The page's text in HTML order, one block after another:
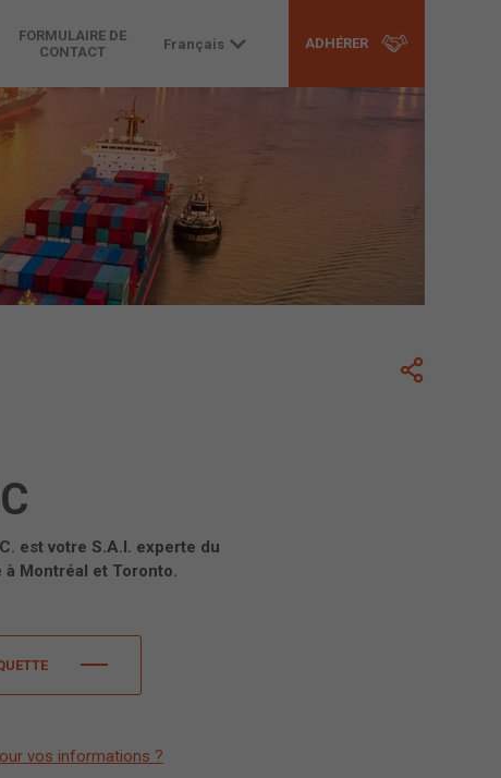
FORMULAIRE DE
CONTACT
Français ADHÉRER
est votre S.A.I. experte du
Montréal et Toronto.
vos informations ?